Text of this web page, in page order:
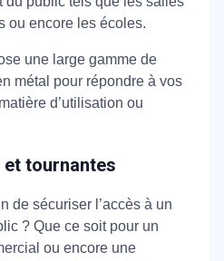
ou encore les écoles.
une large gamme de
métal pour répondre à vos
d’utilisation ou
tournantes
de sécuriser l’accès à un
? Que ce soit pour un
ou encore une